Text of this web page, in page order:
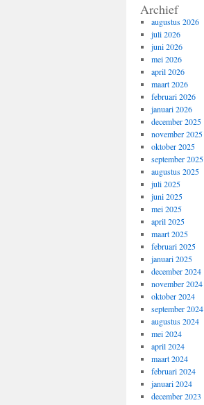
Archief
augustus 2026
juli 2026
juni 2026
mei 2026
april 2026
maart 2026
februari 2026
januari 2026
december 2025
november 2025
oktober 2025
september 2025
augustus 2025
juli 2025
juni 2025
mei 2025
april 2025
maart 2025
februari 2025
januari 2025
december 2024
november 2024
oktober 2024
september 2024
augustus 2024
mei 2024
april 2024
maart 2024
februari 2024
januari 2024
december 2023